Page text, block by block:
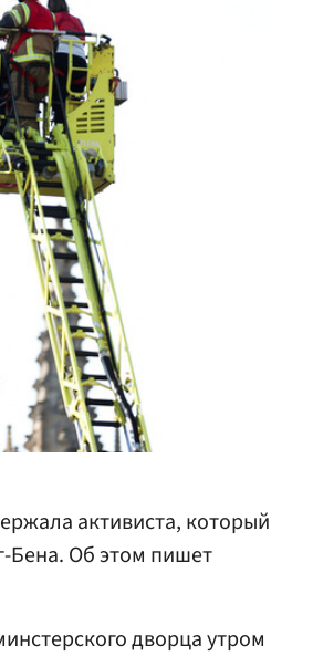
активиста, который
Бена. Об этом пишет
дворца утром